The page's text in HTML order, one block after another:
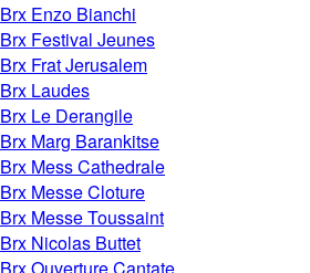
Brx Enzo Bianchi
Brx Festival Jeunes
Brx Frat Jerusalem
Brx Laudes
Brx Le Derangile
Brx Marg Barankitse
Brx Mess Cathedrale
Brx Messe Cloture
Brx Messe Toussaint
Brx Nicolas Buttet